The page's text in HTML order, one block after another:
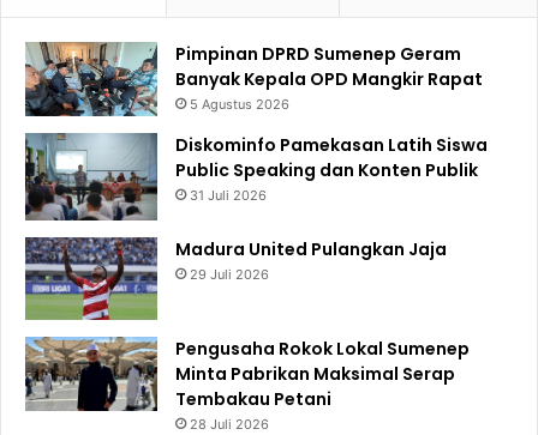
Pimpinan DPRD Sumenep Geram
Banyak Kepala OPD Mangkir Rapat
5 Agustus 2026
Diskominfo Pamekasan Latih Siswa
Public Speaking dan Konten Publik
31 Juli 2026
Madura United Pulangkan Jaja
29 Juli 2026
Pengusaha Rokok Lokal Sumenep
Minta Pabrikan Maksimal Serap
Tembakau Petani
28 Juli 2026